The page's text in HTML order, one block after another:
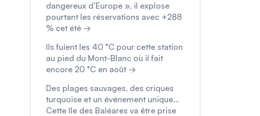
dangereux d’Europe », il explose
pourtant les réservations avec +288
% cet été →
Ils fuient les 40 °C pour cette station
au pied du Mont-Blanc où il fait
encore 20 °C en août →
Des plages sauvages, des criques
turquoise et un événement unique…
Cette île des Baléares va être prise